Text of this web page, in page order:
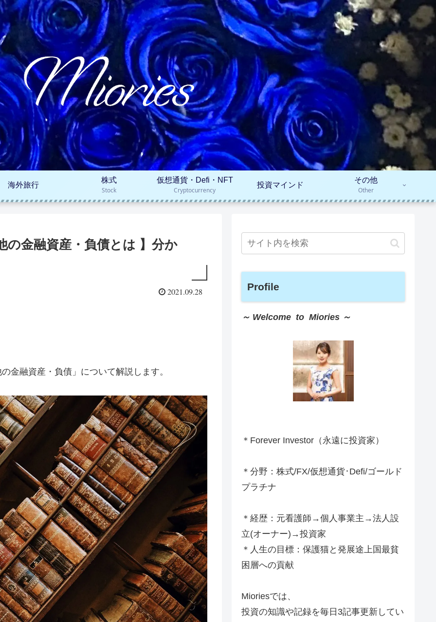
海外旅行
株式
Stock
仮想通貨・Defi・NFT
Cryptocurrency
投資マインド
その他
Other
の金融資産・負債とは 】分か
2021.09.28
金融資産・負債」について解説します。
Profile
～ Welcome to Miories ～
＊Forever Investor （永遠に投資家）
＊分野：株式/FX/仮想通貨･Defi/ゴールド
プラチナ
＊経歴：元看護師→個人事業主→法人設
立(オーナー)→投資家
＊人生の目標：保護猫と発展途上国最貧
困層への貢献
Mioriesでは、
投資の知識や記録を毎日3記事更新してい